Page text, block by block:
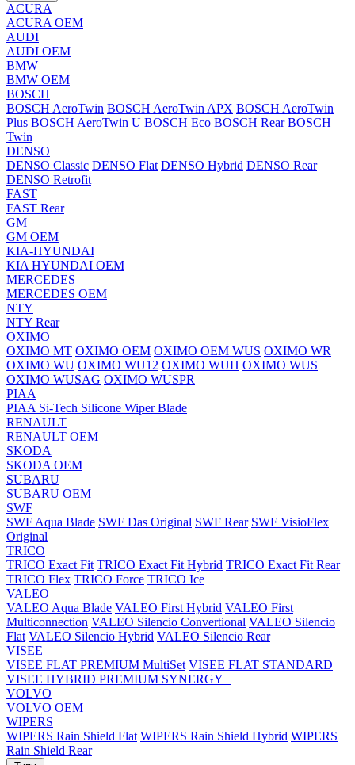
ACURA
ACURA OEM
AUDI
AUDI OEM
BMW
BMW OEM
BOSCH
BOSCH AeroTwin BOSCH AeroTwin APX BOSCH AeroTwin
Plus BOSCH AeroTwin U BOSCH Eco BOSCH Rear BOSCH
Twin
DENSO
DENSO Classic DENSO Flat DENSO Hybrid DENSO Rear
DENSO Retrofit
FAST
FAST Rear
GM
GM OEM
KIA-HYUNDAI
KIA HYUNDAI OEM
MERCEDES
MERCEDES OEM
NTY
NTY Rear
OXIMO
OXIMO MT OXIMO OEM OXIMO OEM WUS OXIMO WR
OXIMO WU OXIMO WU12 OXIMO WUH OXIMO WUS
OXIMO WUSAG OXIMO WUSPR
PIAA
PIAA Si-Tech Silicone Wiper Blade
RENAULT
RENAULT OEM
SKODA
SKODA OEM
SUBARU
SUBARU OEM
SWF
SWF Aqua Blade SWF Das Original SWF Rear SWF VisioFlex
Original
TRICO
TRICO Exact Fit TRICO Exact Fit Hybrid TRICO Exact Fit Rear
TRICO Flex TRICO Force TRICO Ice
VALEO
VALEO Aqua Blade VALEO First Hybrid VALEO First
Multiconnection VALEO Silencio Convertional VALEO Silencio
Flat VALEO Silencio Hybrid VALEO Silencio Rear
VISEE
VISEE FLAT PREMIUM MultiSet VISEE FLAT STANDARD
VISEE HYBRID PREMIUM SYNERGY+
VOLVO
VOLVO OEM
WIPERS
WIPERS Rain Shield Flat WIPERS Rain Shield Hybrid WIPERS
Rain Shield Rear